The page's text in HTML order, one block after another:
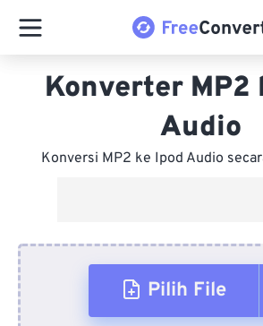
Konverter MP2
Audio
Konversi MP2 ke Ipod Audio
Pilih File